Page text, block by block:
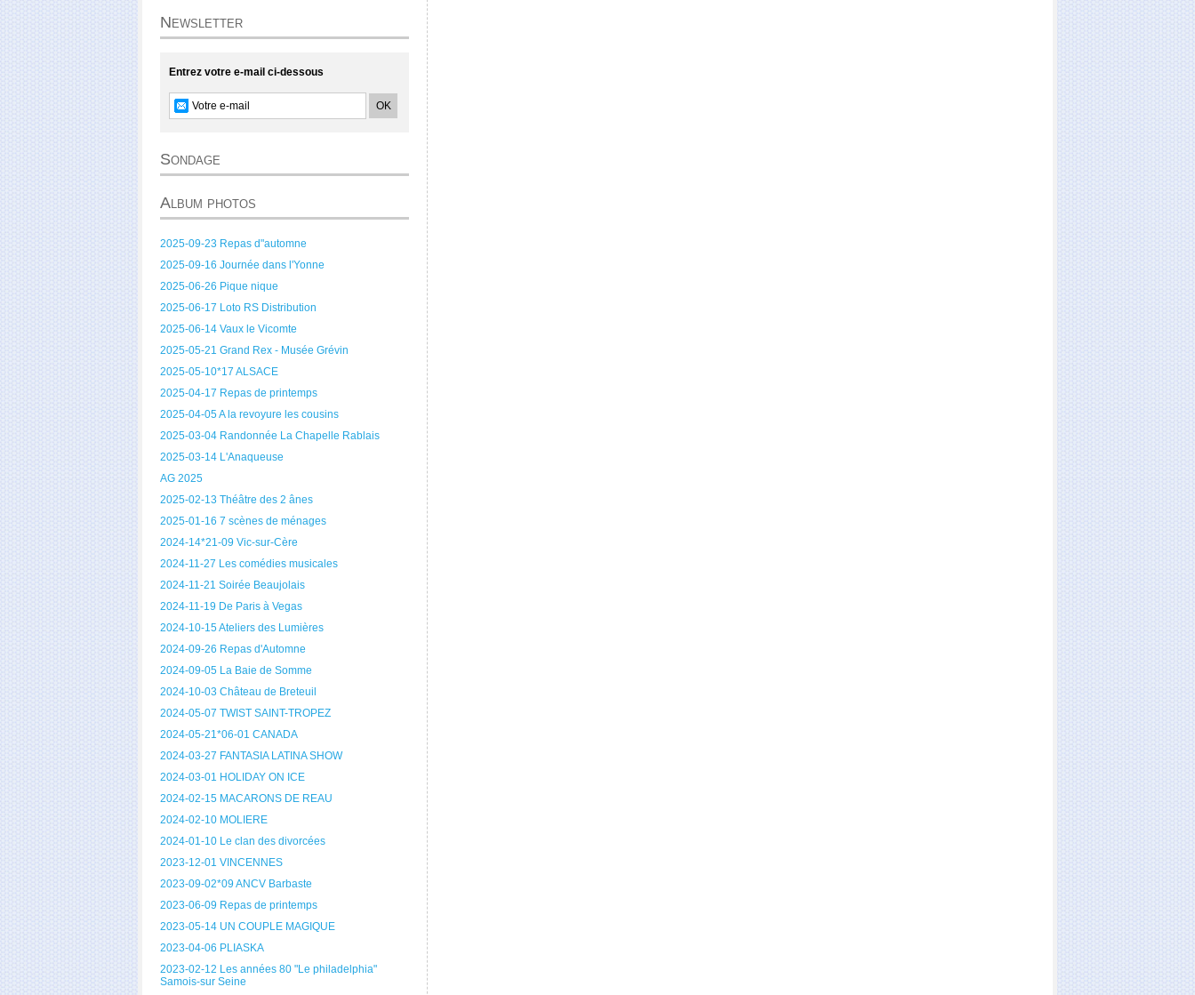
Newsletter
Entrez votre e-mail ci-dessous
Sondage
Album photos
2025-09-23 Repas d"automne
2025-09-16 Journée dans l'Yonne
2025-06-26 Pique nique
2025-06-17 Loto RS Distribution
2025-06-14 Vaux le Vicomte
2025-05-21 Grand Rex - Musée Grévin
2025-05-10*17 ALSACE
2025-04-17 Repas de printemps
2025-04-05 A la revoyure les cousins
2025-03-04 Randonnée La Chapelle Rablais
2025-03-14 L'Anaqueuse
AG 2025
2025-02-13 Théâtre des 2 ânes
2025-01-16 7 scènes de ménages
2024-14*21-09 Vic-sur-Cère
2024-11-27 Les comédies musicales
2024-11-21 Soirée Beaujolais
2024-11-19 De Paris à Vegas
2024-10-15 Ateliers des Lumières
2024-09-26 Repas d'Automne
2024-09-05 La Baie de Somme
2024-10-03 Château de Breteuil
2024-05-07 TWIST SAINT-TROPEZ
2024-05-21*06-01 CANADA
2024-03-27 FANTASIA LATINA SHOW
2024-03-01 HOLIDAY ON ICE
2024-02-15 MACARONS DE REAU
2024-02-10 MOLIERE
2024-01-10 Le clan des divorcées
2023-12-01 VINCENNES
2023-09-02*09 ANCV Barbaste
2023-06-09 Repas de printemps
2023-05-14 UN COUPLE MAGIQUE
2023-04-06 PLIASKA
2023-02-12 Les années 80 "Le philadelphia"
Samois-sur Seine